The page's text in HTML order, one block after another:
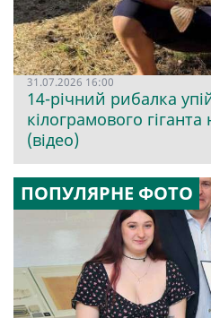
31.07.2026 16:00
14-річний рибалка
кілограмового
(відео)
ПОПУЛЯРНЕ ФОТО